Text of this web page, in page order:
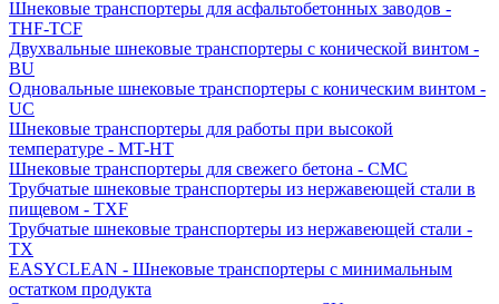
Шнековые транспортеры для асфальтобетонных заводов -
THF-TCF
Двухвальные шнековые транспортеры с конической винтом -
BU
Одновальные шнековые транспортеры с коническим винтом -
UC
Шнековые транспортеры для работы при высокой
температуре - MT-HT
Шнековые транспортеры для свежего бетона - CMC
Трубчатые шнековые транспортеры из нержавеющей стали в
пищевом - TXF
Трубчатые шнековые транспортеры из нержавеющей стали -
TX
EASYCLEAN - Шнековые транспортеры с минимальным
остатком продукта